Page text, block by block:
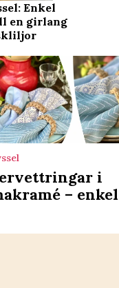
Enkel
en girlang
i
–